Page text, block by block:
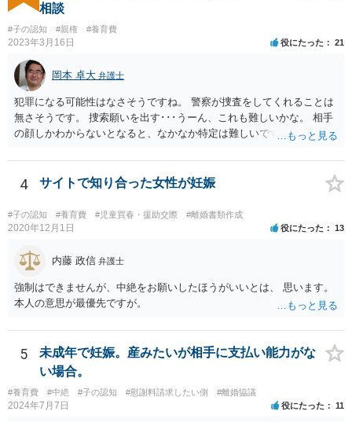
相談
#子の認知 #親権 #養育費
2023年3月16日 役にたった 21
岡本 卓大 弁護士
犯罪になる可能性はなさそうですね。 警察が捜査をしてくれることは
無さそうです。 捜索願いを出す･･･うーん、これも難しいかな。 相手
の顔しかわからないとなると、なかなか特定は難しいですね。 お役に
4 サイトで知り合った女性が妊娠
#子の認知 #養育費 #児童買春・援助交際 #離婚書類作成
2020年12月1日 役にたった 13
内藤 政信 弁護士
強制はできませんが、中絶をお願いしたほうがいいとは、 思います。
本人の意思が最優先ですが。
5
未成年で妊娠。産みたいが相手に支払い能力がな
い場合。
#養育費 #中絶 #子の認知 #慰謝料請求したい側 #離婚協議
2024年7月7日 役にたった 11